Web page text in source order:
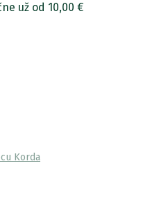
už od 10,00 €
Korda